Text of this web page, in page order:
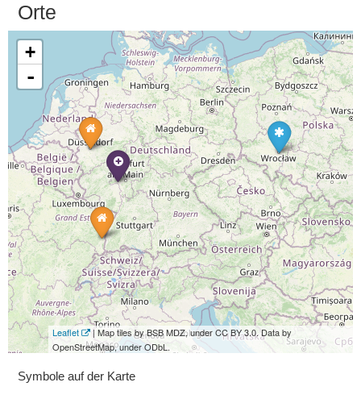
Orte
+
-
Leaflet
| Map tiles by BSB MDZ, under CC BY 3.0. Data by
OpenStreetMap, under ODbL.
Symbole auf der Karte